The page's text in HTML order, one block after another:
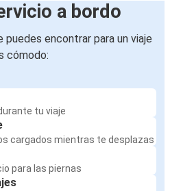
a bordo
puedes encontrar para un viaje
cómodo:
tu viaje
cargados mientras te desplazas
para las piernas